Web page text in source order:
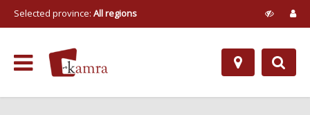
Selected province: All regions